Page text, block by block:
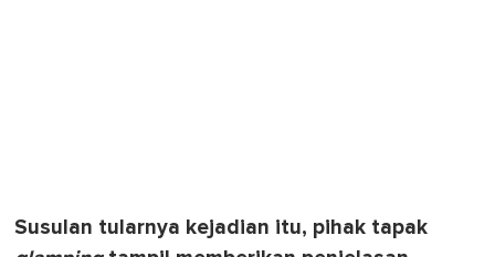
Susulan tularnya kejadian itu, pihak tapak